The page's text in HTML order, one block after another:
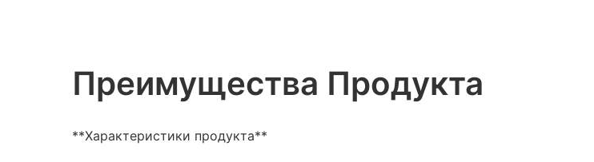
Преимущества Продукта
**Характеристики продукта**